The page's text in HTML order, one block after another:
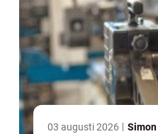
03 augusti 2026